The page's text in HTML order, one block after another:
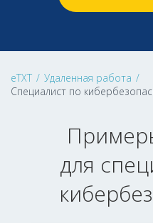
eTXT / Удаленная работа /
Специалист по
для